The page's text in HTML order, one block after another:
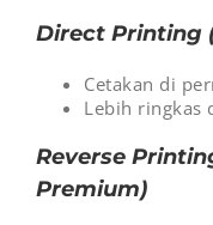
Direct Printing
Cetakan di
Lebih ringkas
Reverse
Premium)